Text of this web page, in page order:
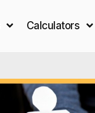
Calculators